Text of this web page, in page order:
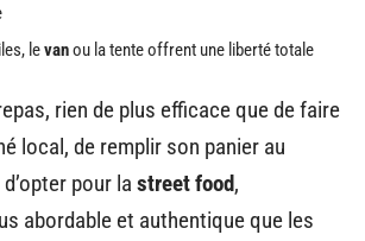
levanou la tente offrent une liberté totale
rien de plus efficace que de faire
local, de remplir son panier au
pour la street food,
abordable et authentique que les